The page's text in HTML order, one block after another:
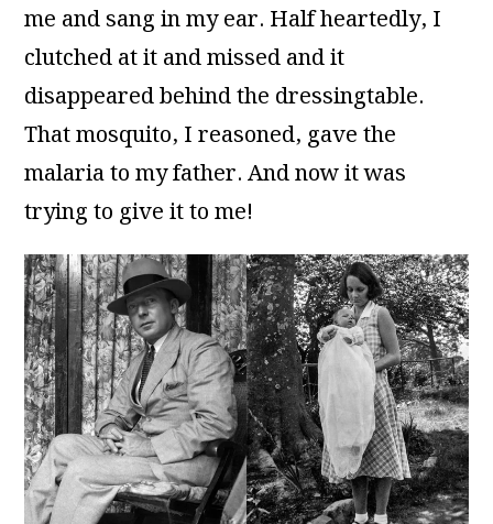
me and sang in my ear. Half heartedly, I
clutched at it and missed and it
disappeared behind the dressingtable.
That mosquito, I reasoned, gave the
malaria to my father. And now it was
trying to give it to me!